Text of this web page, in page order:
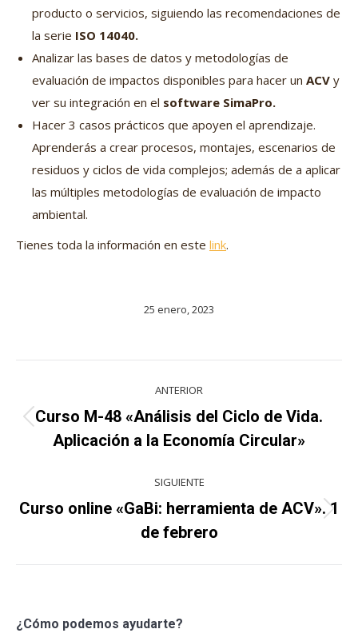
producto o servicios, siguiendo las recomendaciones de
la serie ISO 14040.
Analizar las bases de datos y metodologías de
evaluación de impactos disponibles para hacer un ACV y
ver su integración en el software SimaPro.
Hacer 3 casos prácticos que apoyen el aprendizaje.
Aprenderás a crear procesos, montajes, escenarios de
residuos y ciclos de vida complejos; además de a aplicar
las múltiples metodologías de evaluación de impacto
ambiental.
Tienes toda la información en este link.
25 enero, 2023
entre
proyectos
ANTERIOR
Proyecto
anterior
Curso M-48 «Análisis del Ciclo de Vida.
Aplicación a la Economía Circular»
SIGUIENTE
Proyecto
siguiente
Curso online «GaBi: herramienta de ACV». 1
de febrero
¿Cómo podemos ayudarte?